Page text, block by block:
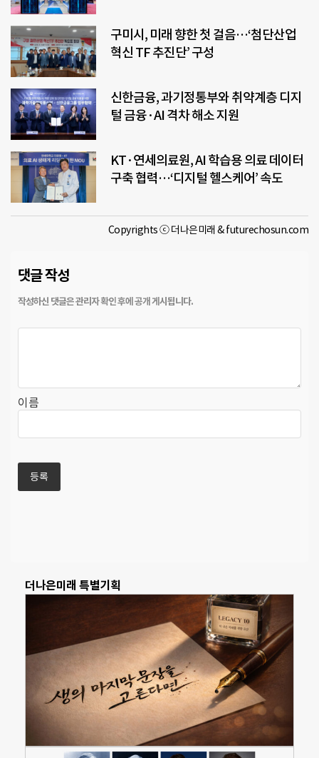
구미시, 미래 향한 첫 걸음…‘첨단산업
혁신 TF 추진단’ 구성
신한금융, 과기정통부와 취약계층 디지
털 금융·AI 격차 해소 지원
KT·연세의료원, AI 학습용 의료 데이터
구축 협력…‘디지털 헬스케어’ 속도
Copyrights ⓒ 더나은미래 & futurechosun.com
댓글 작성
이름
더나은미래 특별기획